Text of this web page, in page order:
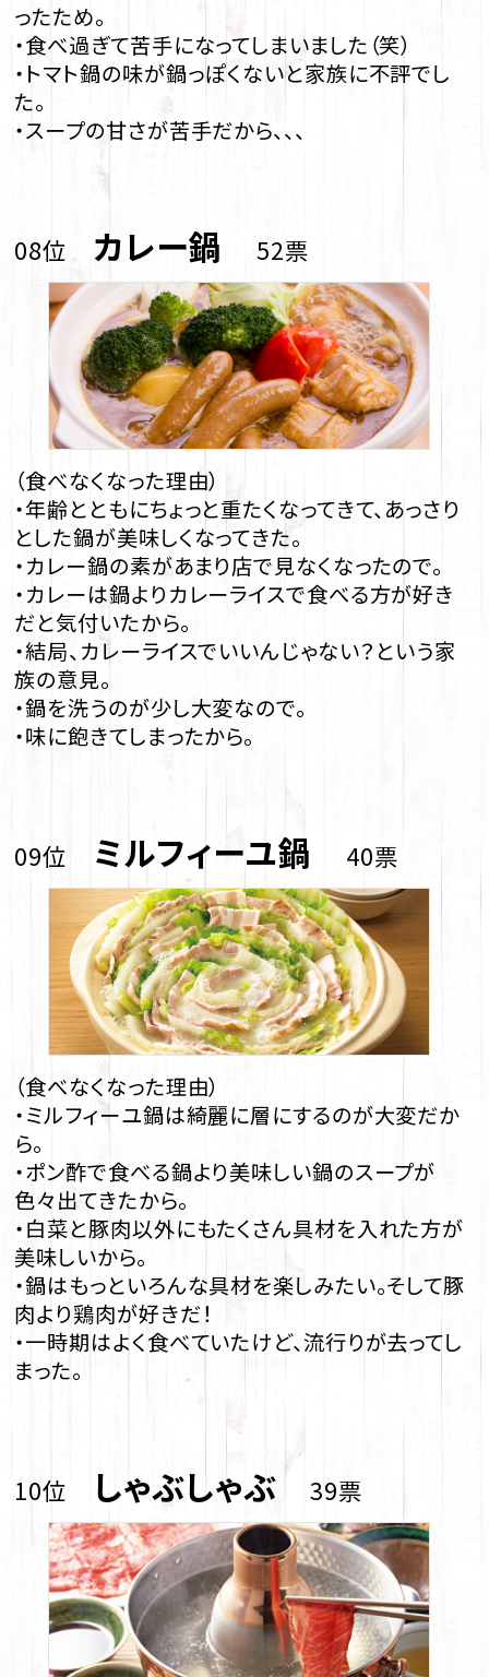
ったため。
・食べ過ぎて苦手になってしまいました（笑）
・トマト鍋の味が鍋っぽくないと家族に不評でし
た。
・スープの甘さが苦手だから、、、
08位 カレー鍋 52票
（食べなくなった理由）
・年齢とともにちょっと重たくなってきて、あっさり
とした鍋が美味しくなってきた。
・カレー鍋の素があまり店で見なくなったので。
・カレーは鍋よりカレーライスで食べる方が好き
だと気付いたから。
・結局、カレーライスでいいんじゃない？という家
族の意見。
・鍋を洗うのが少し大変なので。
・味に飽きてしまったから。
09位 ミルフィーユ鍋 40票
（食べなくなった理由）
・ミルフィーユ鍋は綺麗に層にするのが大変だか
ら。
・ポン酢で食べる鍋より美味しい鍋のスープが
色々出てきたから。
・白菜と豚肉以外にもたくさん具材を入れた方が
美味しいから。
・鍋はもっといろんな具材を楽しみたい。そして豚
肉より鶏肉が好きだ！
・一時期はよく食べていたけど、流行りが去ってし
まった。
10位 しゃぶしゃぶ 39票